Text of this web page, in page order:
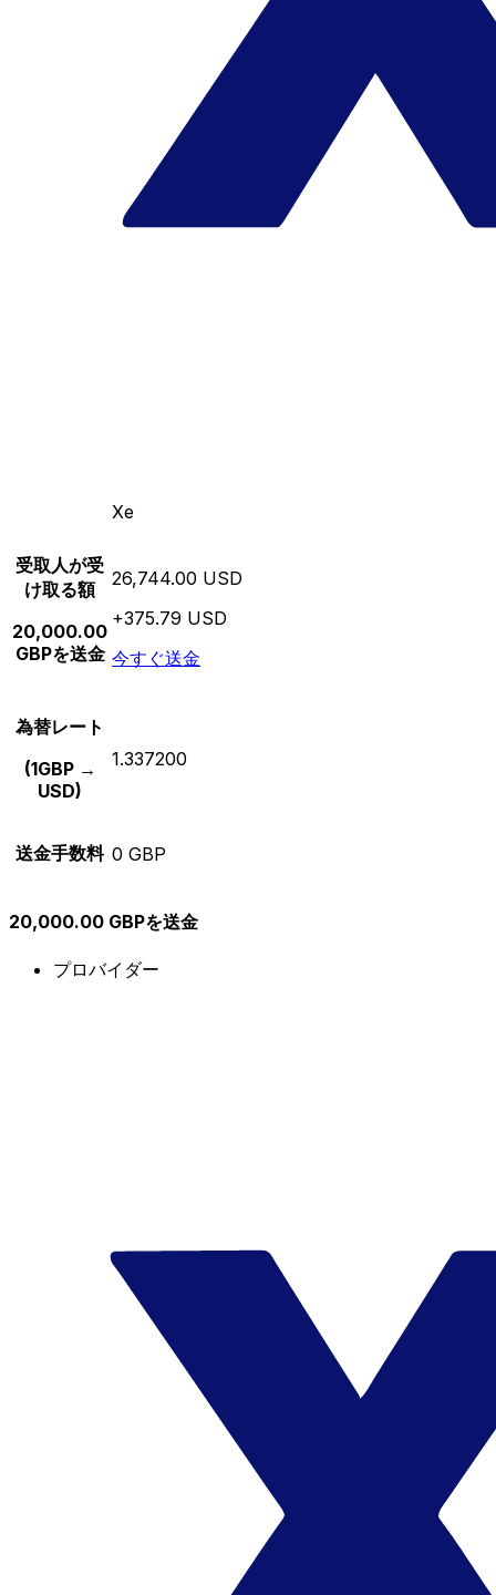
Xe
受取人が受
け取る額
20,000.00
GBPを送金
26,744.00 USD
+375.79 USD
今すぐ送金
為替レート
(1GBP →
USD)
1.337200
送金手数料 0 GBP
20,000.00 GBPを送金
プロバイダー